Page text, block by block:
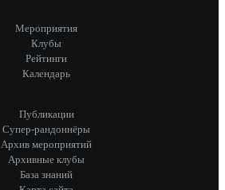
Мероприятия
Клубы
Рейтинги
Календарь
Публикации
Супер-рандоннёры
Архив мероприятий
Архивные клубы
База знаний